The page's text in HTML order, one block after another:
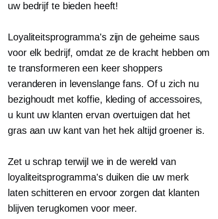
uw bedrijf te bieden heeft!
Loyaliteitsprogramma's zijn de geheime saus
voor elk bedrijf, omdat ze de kracht hebben om
te transformereneen keershoppers
veranderen in levenslange fans. Of u zich nu
bezighoudt met koffie, kleding of accessoires,
u kunt uw klanten ervan overtuigen dat het
gras aan uw kant van het hek altijd groener is.
Zet u schrap terwijl we in de wereld van
loyaliteitsprogramma's duiken die uw merk
laten schitteren en ervoor zorgen dat klanten
blijven terugkomen voor meer.